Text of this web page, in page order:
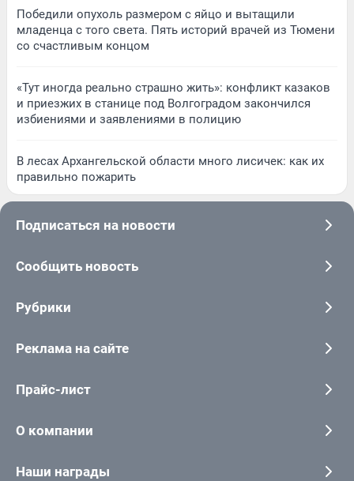
Победили опухоль размером с яйцо и вытащили
младенца с того света. Пять историй врачей из Тюмени
со счастливым концом
«Тут иногда реально страшно жить»: конфликт казаков
и приезжих в станице под Волгоградом закончился
избиениями и заявлениями в полицию
В лесах Архангельской области много лисичек: как их
правильно пожарить
Подписаться на новости
Сообщить новость
Рубрики
Реклама на сайте
Прайс-лист
О компании
Наши награды